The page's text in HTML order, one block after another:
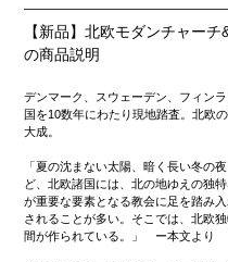
【新品】北欧モダンチャー
の商品説明
デンマーク、スウェーデン、フィン
国を10数年にわたり現地踏査。北欧
大成。
「夏の沈まない太陽、暗く長い冬の
ど、北欧諸国には、北の地ゆえの独
が重要な要素となる教会に足を踏み
されることが多い。そこでは、北欧
間が作られている。」 ー本文より